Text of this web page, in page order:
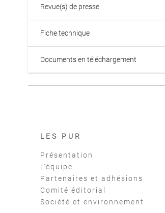
Revue(s) de presse
Fiche technique
Documents en téléchargement
LES PUR
Présentation
L'équipe
Partenaires et adhésions
Comité éditorial
Société et environnement